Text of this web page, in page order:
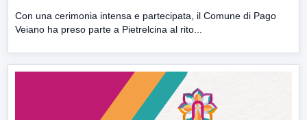
Con una cerimonia intensa e partecipata, il Comune di Pago
Veiano ha preso parte a Pietrelcina al rito...